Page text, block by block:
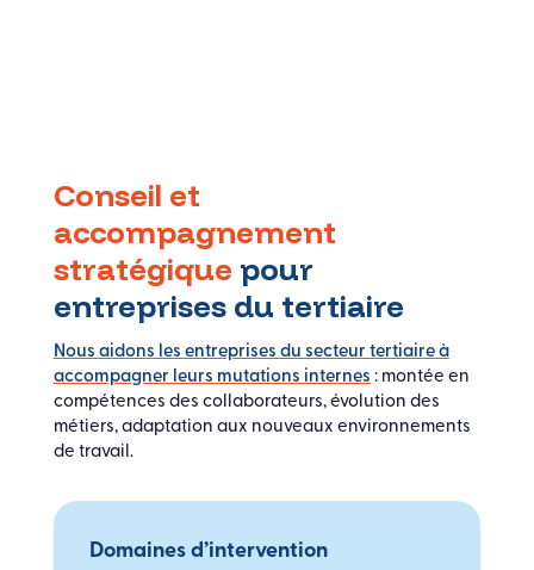
Conseil et
accompagnement
stratégique pour
entreprises du tertiaire
Nous aidons les entreprises du secteur tertiaire à
accompagner leurs mutations internes: montée en
compétences des collaborateurs, évolution des
métiers, adaptation aux nouveaux environnements
de travail.
Domaines d’intervention